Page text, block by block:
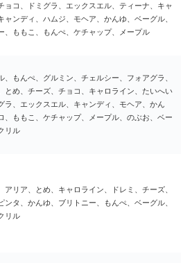
ョコ、ドミグラ、エックスエル、ティーナ、キャ
ャンディ、ハムジ、モヘア、かんゆ、ベーグル、
、ももこ、もんぺ、ケチャップ、メープル
、もんぺ、グルミン、チェルシー、フォアグラ、
とめ、チーズ、チョコ、キャロライン、たいへい
ラ、エックスエル、キャンディ、モヘア、かん
、ももこ、ケチャップ、メープル、のぶお、ベー
リル
アリア、とめ、キャロライン、ドレミ、チーズ、
ンタ、かんゆ、ブリトニー、もんぺ、ベーグル、
リル